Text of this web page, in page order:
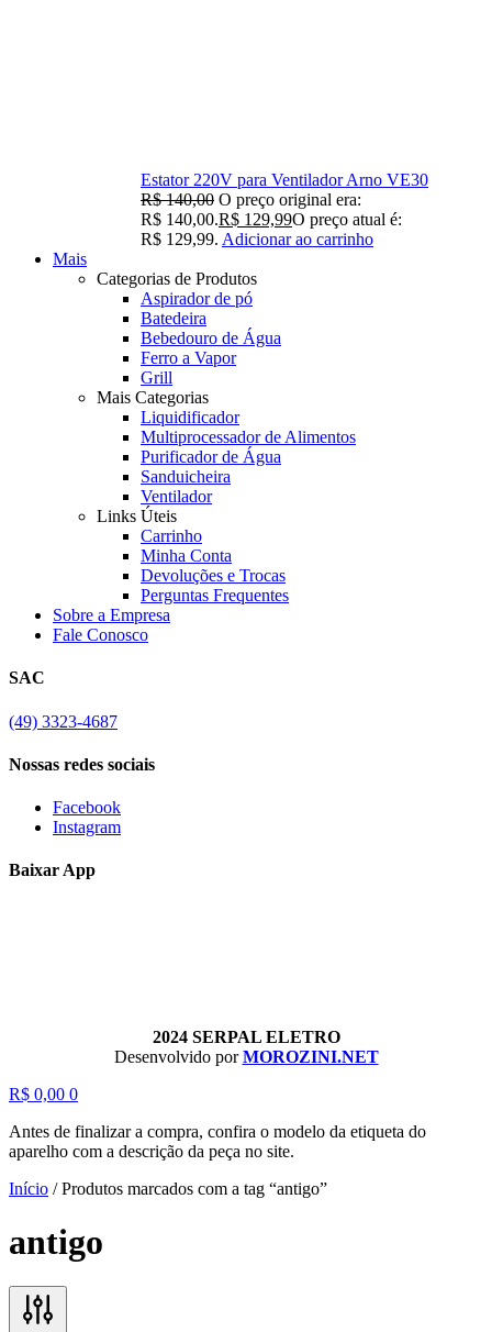
Estator 220V para Ventilador Arno VE30
R$140,00 O preço original era:
R$ 140,00.R$ 129,99O preço atual é:
R$ 129,99. Adicionar ao carrinho
Mais
Categorias de Produtos
Aspirador de pó
Batedeira
Bebedouro de Água
Ferro a Vapor
Grill
Mais Categorias
Liquidificador
Multiprocessador de Alimentos
Purificador de Água
Sanduicheira
Ventilador
Links Úteis
Carrinho
Minha Conta
Devoluções e Trocas
Perguntas Frequentes
Sobre a Empresa
Fale Conosco
SAC
(49) 3323-4687
Nossas redes sociais
Facebook
Instagram
Baixar App
2024 SERPAL ELETRO
Desenvolvido porMOROZINI.NET
R$ 0,00 0
Antes de finalizar a compra, confira o modelo da etiqueta do
aparelho com a descrição da peça no site.
Início /Produtos marcados com a tag “antigo”
antigo